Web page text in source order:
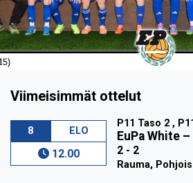
Viimeisimmät ottelut
8 ELO
12.00
P11 Taso 2 ,
EuPa White –
2 - 2
Rauma,